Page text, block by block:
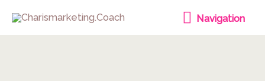
Inhalt
Navigation
Navigation